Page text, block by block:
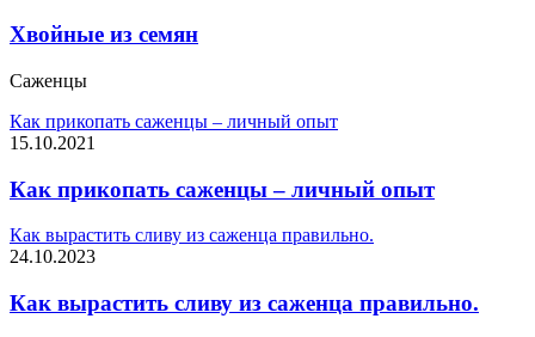
Хвойные из семян
Саженцы
Как прикопать саженцы – личный опыт
15.10.2021
Как прикопать саженцы – личный опыт
Как вырастить сливу из саженца правильно.
24.10.2023
Как вырастить сливу из саженца правильно.